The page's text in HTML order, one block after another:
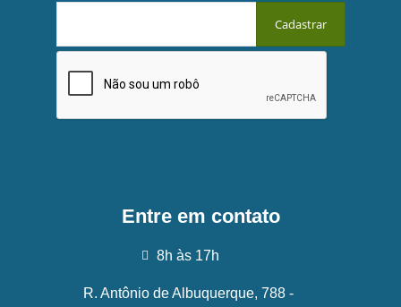
Entre em contato
8h às 17h
R. Antônio de Albuquerque, 788 -